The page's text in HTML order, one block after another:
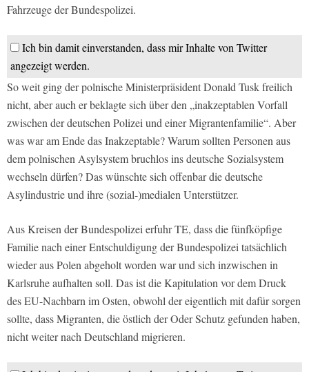
Fahrzeuge der Bundespolizei.
Ich bin damit einverstanden, dass mir Inhalte von Twitter
angezeigt werden.
So weit ging der polnische Ministerpräsident Donald Tusk freilich
nicht, aber auch er beklagte sich über den „inakzeptablen Vorfall
zwischen der deutschen Polizei und einer Migrantenfamilie“. Aber
was war am Ende das Inakzeptable? Warum sollten Personen aus
dem polnischen Asylsystem bruchlos ins deutsche Sozialsystem
wechseln dürfen? Das wünschte sich offenbar die deutsche
Asylindustrie und ihre (sozial-)medialen Unterstützer.
Aus Kreisen der Bundespolizei erfuhr TE, dass die fünfköpfige
Familie nach einer Entschuldigung der Bundespolizei tatsächlich
wieder aus Polen abgeholt worden war und sich inzwischen in
Karlsruhe aufhalten soll. Das ist die Kapitulation vor dem Druck
des EU-Nachbarn im Osten, obwohl der eigentlich mit dafür sorgen
sollte, dass Migranten, die östlich der Oder Schutz gefunden haben,
nicht weiter nach Deutschland migrieren.